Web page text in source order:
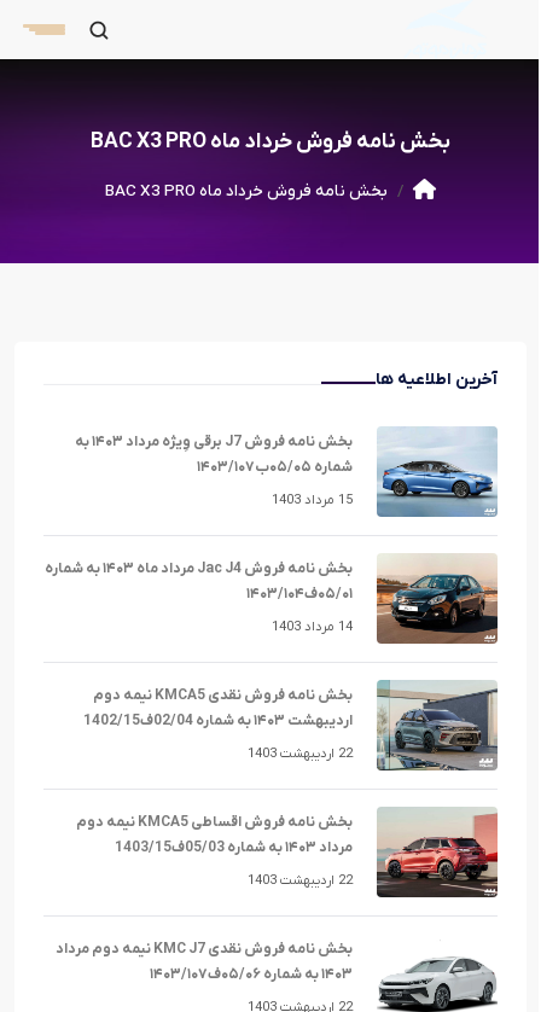
بخش نامه فروش خرداد ماه BAC X3 PRO
بخش نامه فروش خرداد ماه BAC X3 PRO
آخرین اطلاعیه ها
بخش نامه فروش J7 برقی وِیژه مرداد ۱۴۰۳ به
شماره ۰۵/۰۵ب۱۴۰۳/۱۰۷
15 مرداد 1403
بخش نامه فروش Jac J4 مرداد ماه ۱۴۰۳ به شماره
۰۵/۰۱ف۱۴۰۳/۱۰۴
14 مرداد 1403
بخش نامه فروش نقدی KMCA5 نیمه دوم
اردیبهشت ۱۴۰۳ به شماره 02/04ف1402/15
22 اردیبهشت 1403
بخش نامه فروش اقساطی KMCA5 نیمه دوم
مرداد ۱۴۰۳ به شماره 05/03ف1403/15
22 اردیبهشت 1403
بخش نامه فروش نقدی KMC J7 نیمه دوم مرداد
۱۴۰۳ به شماره ۰۵/۰۶ف۱۴۰۳/۱۰۷
22 اردیبهشت 1403